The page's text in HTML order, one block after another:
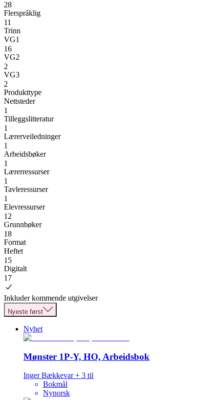
28
Flerspråklig
11
Trinn
VG1
16
VG2
2
VG3
2
Produkttype
Nettsteder
1
Tilleggslitteratur
1
Lærerveiledninger
1
Arbeidsbøker
1
Lærerressurser
1
Tavleressurser
1
Elevressurser
12
Grunnbøker
18
Format
Heftet
15
Digitalt
17
Inkluder kommende utgivelser
Nyeste først
Nyhet
Mønster 1P-Y, HO, Arbeidsbok
Inger Bækkevar+ 3 til
Bokmål
Nynorsk